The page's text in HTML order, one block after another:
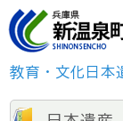
教育・文化 日本